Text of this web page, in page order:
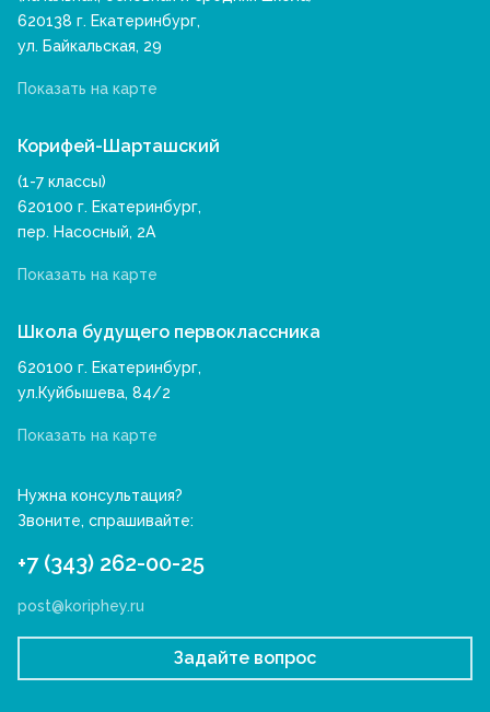
620138 г. Екатеринбург,
ул. Байкальская, 29
Показать на карте
Корифей-Шарташский
(1-7 классы)
620100 г. Екатеринбург,
пер. Насосный, 2А
Показать на карте
Школа будущего первоклассника
620100 г. Екатеринбург,
ул.Куйбышева, 84/2
Показать на карте
Нужна консультация?
Звоните, спрашивайте:
+7 (343) 262-00-25
post@koriphey.ru
Задайте вопрос